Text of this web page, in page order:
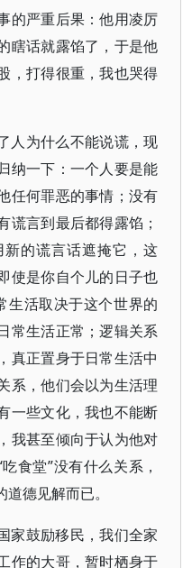
的严重后果：他用凌厉
瞎话就露馅了，于是他
，打得很重，我也哭得
人为什么不能说谎，现
纳一下：一个人要是能
任何罪恶的事情；没有
谎言到最后都得露馅；
的谎言话遮掩它，这
使是你自个儿的日子也
活取决于这个世界的
常生活正常；逻辑关系
真正置身于日常生活中
系，他们会以为生活理
一些文化，我也不能断
我甚至倾向于认为他对
食堂”没有什么关系，
德见解而已。
家鼓励移民，我们全家
作的大哥，暂时栖身于